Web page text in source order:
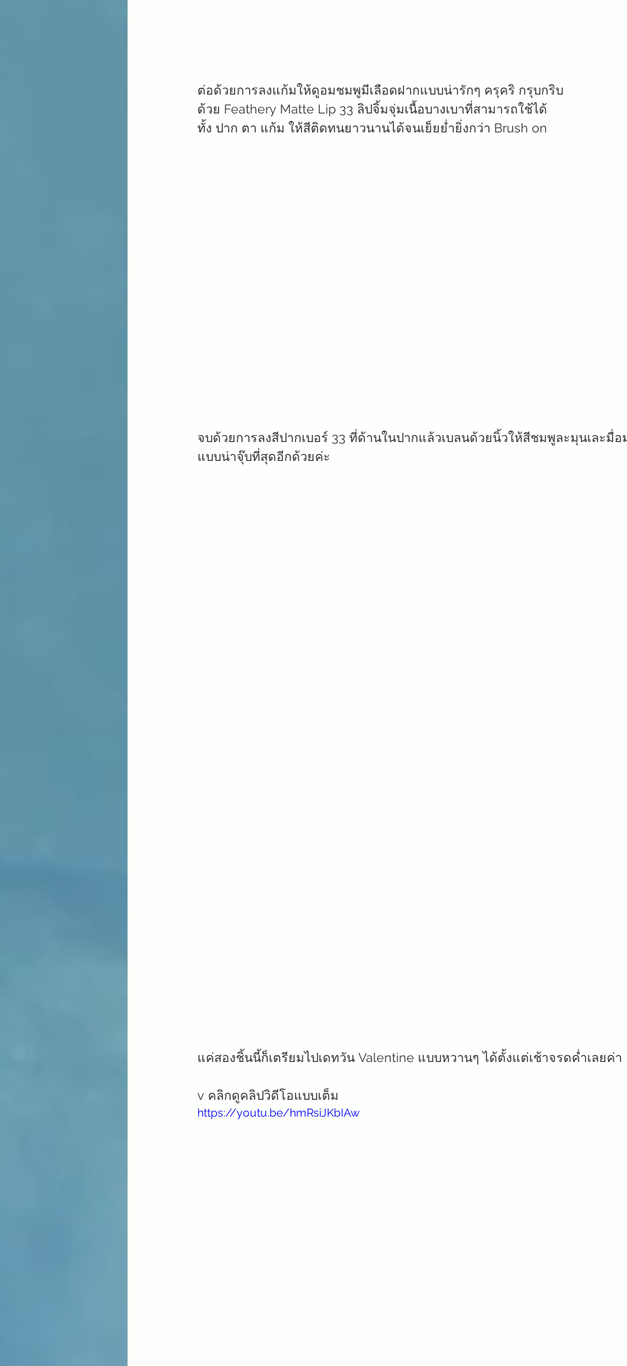
ต่อด้วยการลงแก้มให้ดูอมชมพูมีเลือดฝากแบบน่ารักๆ ครุคริ กรุบกริบ
ด้วย Feathery Matte Lip 33 ลิปจิ้มจุ่มเนื้อบางเบาที่สามารถใช้ได้
ทั้ง ปาก ตา แก้ม ให้สีติดทนยาวนานได้จนเย็ยย่ำยิ่งกว่า Brush on
จบด้วยการลงสีปากเบอร์ 33 ที่ด้านในปากแล้วเบลนด้วยนิ้วให้สีชมพูละมุนเละมื่อ
แบบน่าจุ๊บที่สุดอีกด้วยค่ะ
แค่สองชิ้นนี้ก็เตรียมไปเดทวัน Valentine แบบหวานๆ ได้ตั้งแต่เช้าจรดค่ำเลยค่า
v คลิกดูคลิปวิดีโอแบบเต็ม
https://youtu.be/hmRsiJKbIAw